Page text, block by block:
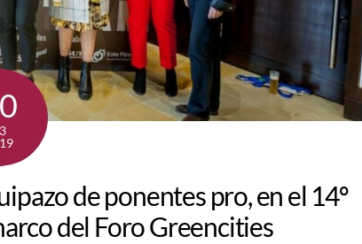
de ponentes pro, en el 14º
del Foro Greencities